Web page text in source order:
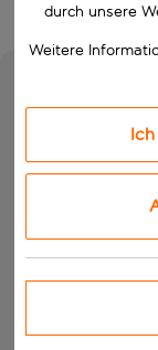
durch unsere
Weitere